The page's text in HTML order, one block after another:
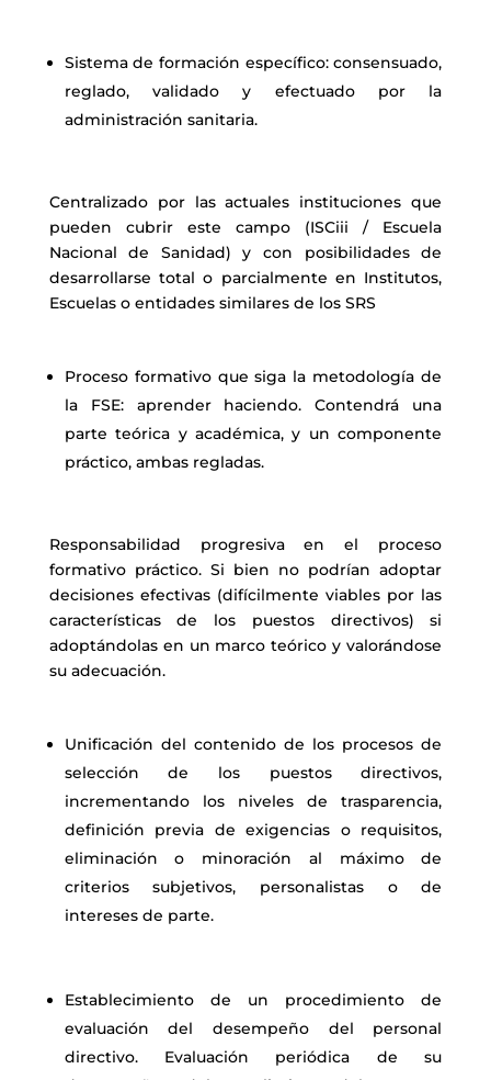
Sistema de formación específico: consensuado,
reglado, validado y efectuado por la
administración sanitaria.
Centralizado por las actuales instituciones que
pueden cubrir este campo (ISCiii / Escuela
Nacional de Sanidad) y con posibilidades de
desarrollarse total o parcialmente en Institutos,
Escuelas o entidades similares de los SRS
Proceso formativo que siga la metodología de
la FSE: aprender haciendo. Contendrá una
parte teórica y académica, y un componente
práctico, ambas regladas.
Responsabilidad progresiva en el proceso
formativo práctico. Si bien no podrían adoptar
decisiones efectivas (difícilmente viables por las
características de los puestos directivos) si
adoptándolas en un marco teórico y valorándose
su adecuación.
Unificación del contenido de los procesos de
selección de los puestos directivos,
incrementando los niveles de trasparencia,
definición previa de exigencias o requisitos,
eliminación o minoración al máximo de
criterios subjetivos, personalistas o de
intereses de parte.
Establecimiento de un procedimiento de
evaluación del desempeño del personal
directivo. Evaluación periódica de su